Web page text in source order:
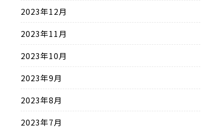
2023年12月
2023年11月
2023年10月
2023年9月
2023年8月
2023年7月